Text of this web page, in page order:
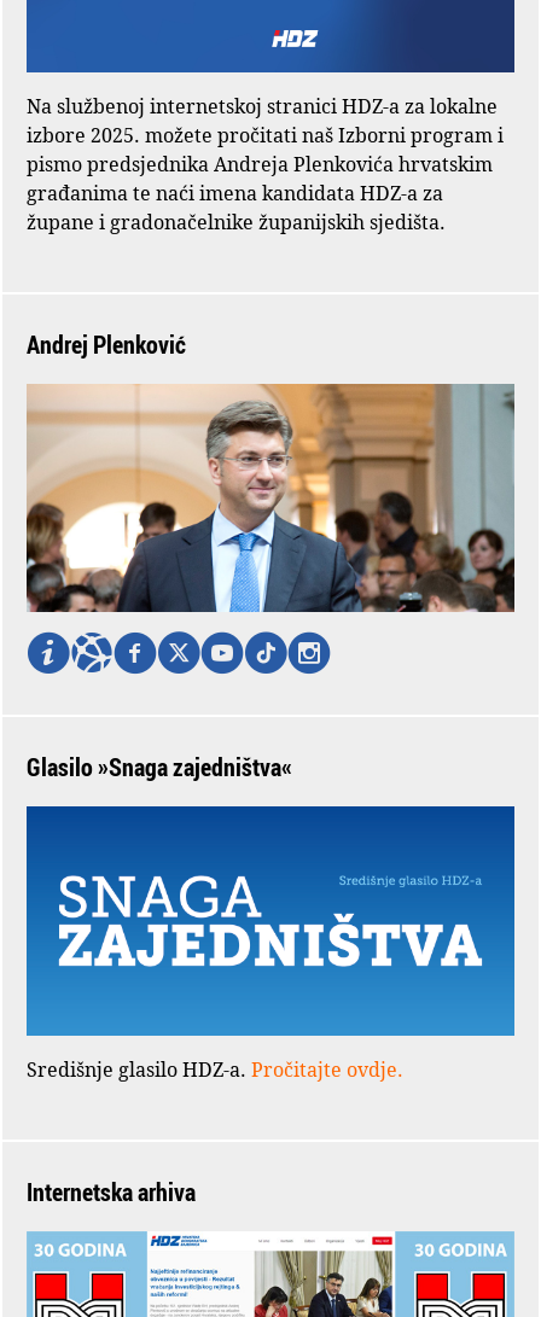
Na službenoj internetskoj stranici HDZ-a za lokalne
izbore 2025. možete pročitati naš Izborni program i
pismo predsjednika Andreja Plenkovića hrvatskim
građanima te naći imena kandidata HDZ-a za
župane i gradonačelnike županijskih sjedišta.
Andrej Plenković
Glasilo »Snaga zajedništva«
Središnje glasilo HDZ-a. Pročitajte ovdje.
Internetska arhiva